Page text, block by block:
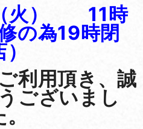
火） 11時
の為19時閉
利用頂き、誠
ございまし